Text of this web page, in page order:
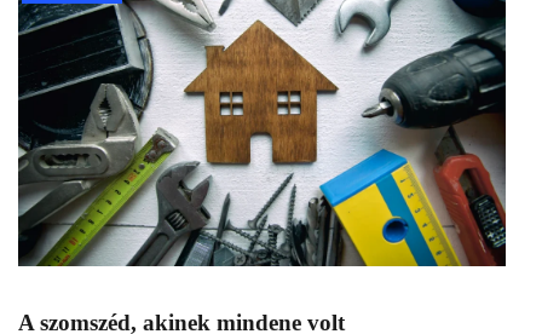
A szomszéd, akinek mindene volt